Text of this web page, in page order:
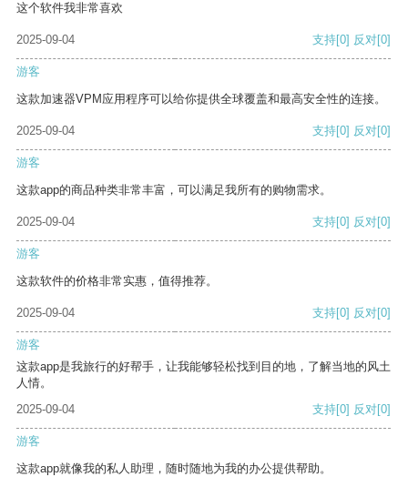
这个软件我非常喜欢
2025-09-04 支持[0] 反对[0]
游客
这款加速器VPM应用程序可以给你提供全球覆盖和最高安全性的连接。
2025-09-04 支持[0] 反对[0]
游客
这款app的商品种类非常丰富，可以满足我所有的购物需求。
2025-09-04 支持[0] 反对[0]
游客
这款软件的价格非常实惠，值得推荐。
2025-09-04 支持[0] 反对[0]
游客
这款app是我旅行的好帮手，让我能够轻松找到目的地，了解当地的风土
人情。
2025-09-04
支持[0] 反对[0]
游客
这款app就像我的私人助理，随时随地为我的办公提供帮助。